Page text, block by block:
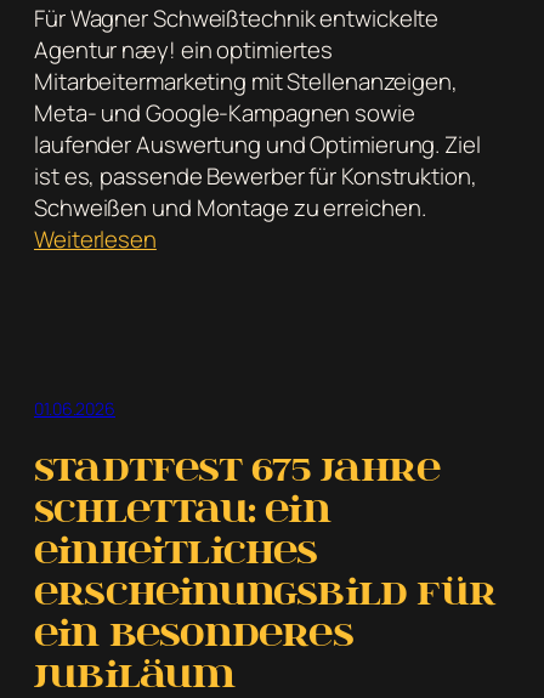
Für Wagner Schweißtechnik entwickelte
Agentur næy! ein optimiertes
Mitarbeitermarketing mit Stellenanzeigen,
Meta- und Google-Kampagnen sowie
laufender Auswertung und Optimierung. Ziel
ist es, passende Bewerber für Konstruktion,
Schweißen und Montage zu erreichen.
Weiterlesen:
01.06.2026
Stadtfest 675 Jahre
Schlettau: ein
einheitliches
Erscheinungsbild für
ein besonderes
Jubiläum